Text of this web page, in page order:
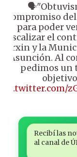
compromiso
para poder
fiscalizar el
Parxin y la
Asunción. Al
pedimos un
pic.twitter.com/
Recibí las
al canal de